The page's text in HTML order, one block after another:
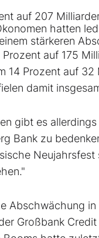
auf 207
hatten
stärkeren
auf 175
14 Prozent auf
damit
gibt es
Bank zu
Großbank